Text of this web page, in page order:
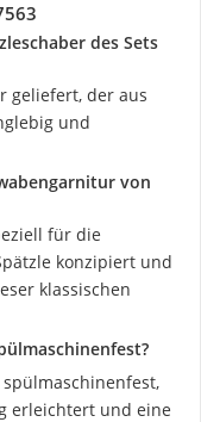
des Sets
geliefert, der aus
und
von
für die
konzipiert und
klassischen
erleichtert und eine